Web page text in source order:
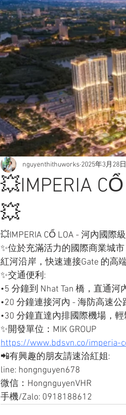
💥IMPERIA
💥
nguyenthithuworks 2025年3月28日
💥IMPERIA CỔ LOA - 河內國際
✨位於充滿活力的國際商業城
紅河沿岸，快速連接Gate 的高
✨交通便利:
•5 分鐘到 Nhat Tan 橋，直通河
•20 分鐘連接河內 - 海防高速
•30 分鐘直達內排國際機場，
✨開發單位：MIK GROUP
https://www.bdsvn.co/imperia-
📲有興趣的朋友請速洽紅姐:
line: hongnguyen678
微信：HongnguyenVHR
手機/Zalo: 0918188612